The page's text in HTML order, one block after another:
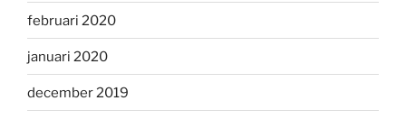
februari 2020
januari 2020
december 2019